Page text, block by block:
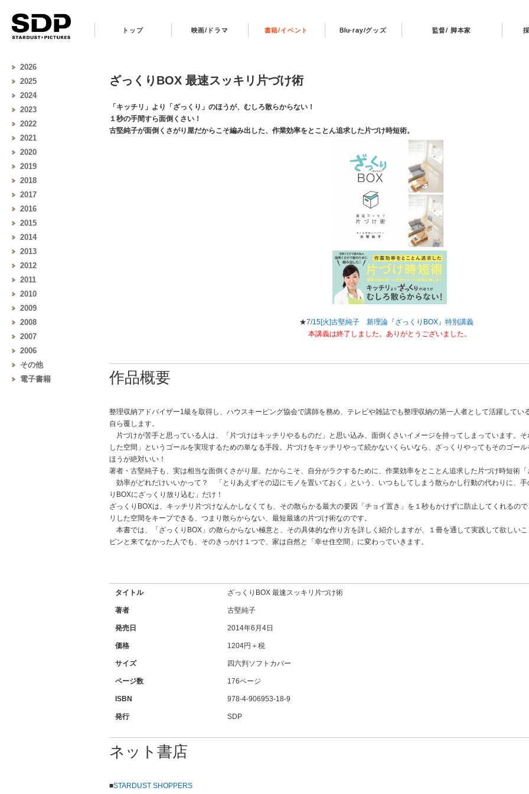
トップ 映画/ドラマ 書籍/イベント Blu-ray/グッズ 監督/ 脚本家
2026
2025
2024
2023
2022
2021
2020
2019
2018
2017
2016
2015
2014
2013
2012
2011
2010
2009
2008
2007
2006
その他
電子書籍
ざっくりBOX 最速スッキリ片づけ術
「キッチリ」より「ざっくり」のほうが、むしろ散らからない！
１秒の手間すら面倒くさい！
古堅純子が面倒くさがり屋だからこそ編み出した、作業効率をとことん追求した片づけ時短術。
★7/15[火]古堅純子 新理論『ざっくりBOX』特別講義
本講義は終了しました。ありがとうございました。
作品概要
整理収納アドバイザー1級を取得し、ハウスキーピング協会で講師を務め、テレビや雑誌でも整理収納の第一人者として活躍してい
自ら覆します。
片づけが苦手と思っている人は、「片づけはキッチリやるものだ」と思い込み、面倒くさいイメージを持ってしまっています。
した空間」というゴールを実現するための単なる手段。片づけをキッチリやって続かないくらいなら、ざっくりやってもそのゴー
ほうが絶対いい！
著者・古堅純子も、実は相当な面倒くさがり屋。だからこそ、自分がラクするために、作業効率をとことん追求した片づけ時短術「
効率がどれだけいいかって？ 「とりあえずその辺にモノを置いておく」という、いつもしてしまう散らかし行動の代わりに、手
りBOXにざっくり放り込む」だけ！
ざっくりBOXは、キッチリ片づけなんかしなくても、その散らかる最大の要因「チョイ置き」を１秒もかけずに防止してくれるの
リした空間をキープできる、つまり散らからない、最短最速の片づけ術なのです。
本書では、「ざっくりBOX」の散らからない極意と、その具体的な作り方を詳しく紹介しますが、１冊を通して実践して欲しい
ピンと来てなかった人でも、そのきっかけ１つで、家は自然と「幸せ住空間」に変わっていきます。
タイトル ざっくりBOX 最速スッキリ片づけ術
著者 古堅純子
発売日 2014年6月4日
価格 1204円＋税
サイズ 四六判ソフトカバー
ページ数 176ページ
ISBN 978-4-906953-18-9
発行 SDP
ネット書店
■STARDUST SHOPPERS